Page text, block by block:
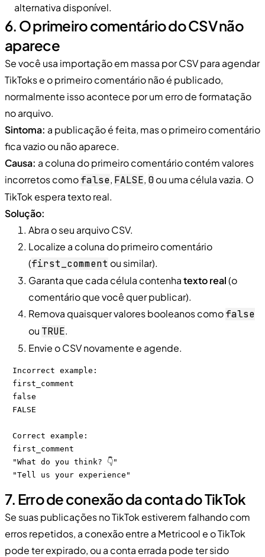
alternativa disponível.
6. O primeiro comentário do CSV não
aparece
Se você usa importação em massa por CSV para agendar
TikToks e o primeiro comentário não é publicado,
normalmente isso acontece por um erro de formatação
no arquivo.
Sintoma: a publicação é feita, mas o primeiro comentário
fica vazio ou não aparece.
Causa: a coluna do primeiro comentário contém valores
incorretos comofalse, FALSE, 0ou uma célula vazia. O
TikTok espera texto real.
Solução:
Abra o seu arquivo CSV.
Localize a coluna do primeiro comentário
(first comment ou similar).
Garanta que cada célula contenhatexto real(o
comentário que você quer publicar).
Remova quaisquer valores booleanos comofalse
ou TRUE.
Envie o CSV novamente e agende.
Incorrect example:
first_comment
false
FALSE
Correct example:
first_comment
"What do you think? 👇"
"Tell us your experience"
7. Erro de conexão da conta do TikTok
Se suas publicações no TikTok estiverem falhando com
erros repetidos, a conexão entre a Metricool e o TikTok
pode ter expirado, ou a conta errada pode ter sido